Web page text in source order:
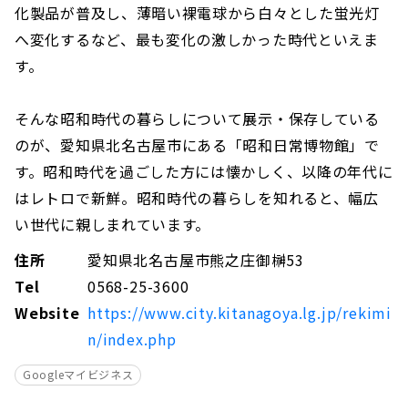
化製品が普及し、薄暗い裸電球から白々とした蛍光灯
へ変化するなど、最も変化の激しかった時代といえま
す。
そんな昭和時代の暮らしについて展示・保存している
のが、愛知県北名古屋市にある「昭和日常博物館」で
す。昭和時代を過ごした方には懐かしく、以降の年代に
はレトロで新鮮。昭和時代の暮らしを知れると、幅広
い世代に親しまれています。
住所
愛知県北名古屋市熊之庄御榊53
Tel
0568-25-3600
Website https://www.city.kitanagoya.lg.jp/rekimi
n/index.php
Googleマイビジネス